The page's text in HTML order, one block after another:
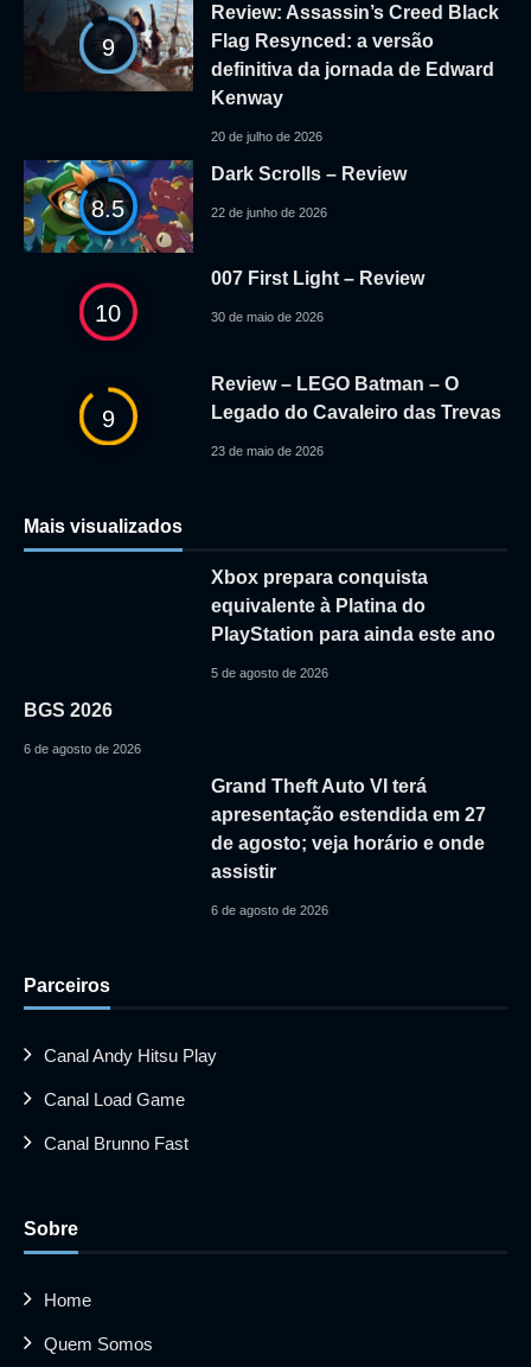
9
Review: Assassin’s Creed Black
Flag Resynced: a versão
definitiva da jornada de Edward
Kenway
20 de julho de 2026
8.5
Dark Scrolls – Review
22 de junho de 2026
10
007 First Light – Review
30 de maio de 2026
9
Review – LEGO Batman – O
Legado do Cavaleiro das Trevas
23 de maio de 2026
Mais visualizados
Xbox prepara conquista
equivalente à Platina do
PlayStation para ainda este ano
5 de agosto de 2026
BGS 2026
6 de agosto de 2026
Grand Theft Auto VI terá
apresentação estendida em 27
de agosto; veja horário e onde
assistir
6 de agosto de 2026
Parceiros
Canal Andy Hitsu Play
Canal Load Game
Canal Brunno Fast
Sobre
Home
Quem Somos